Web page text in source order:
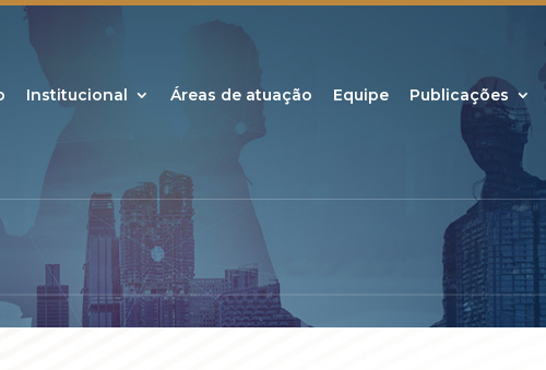
Institucional Áreas de atuação Equipe Publicações